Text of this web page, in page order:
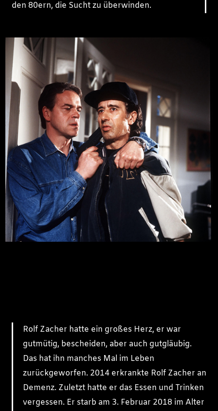
den 80ern, die Sucht zu überwinden.
Rolf Zacher hatte ein großes Herz, er war
gutmütig, bescheiden, aber auch gutgläubig.
Das hat ihn manches Mal im Leben
zurückgeworfen. 2014 erkrankte Rolf Zacher an
Demenz. Zuletzt hatte er das Essen und Trinken
vergessen. Er starb am 3. Februar 2018 im Alter